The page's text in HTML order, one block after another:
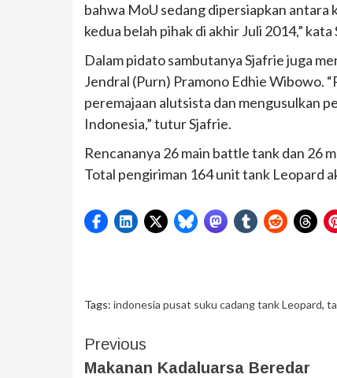
bahwa MoU sedang dipersiapkan antara
kedua belah pihak di akhir Juli 2014,” kata
Dalam pidato sambutanya Sjafrie juga
Jendral (Purn) Pramono Edhie Wibowo.
peremajaan alutsista dan mengusulkan
Indonesia,” tutur Sjafrie.
Rencananya 26 main battle tank dan 26
Total pengiriman 164 unit tank Leopard
Tags: indonesia pusat suku cadang tank Leopard,
Previous
Makanan Kadaluarsa Beredar